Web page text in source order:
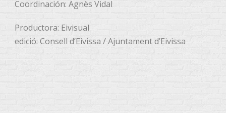
Coordinación: Agnès Vidal
Productora: Eivisual
edició: Consell d’Eivissa / Ajuntament d’Eivissa